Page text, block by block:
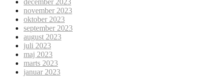
november 2023
oktober 2023
september 2023
august 2023
juli 2023
maj 2023
marts 2023
januar 2023